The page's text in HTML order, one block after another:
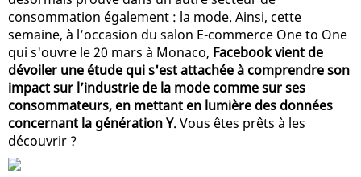
consommation également : la mode. Ainsi, cette
semaine, à l’occasion du salon E-commerce One to One
qui s'ouvre le 20 mars à Monaco, Facebook vient de
dévoiler une étude qui s'est attachée à comprendre son
impact sur l’industrie de la mode comme sur ses
consommateurs, en mettant en lumière des données
concernant la génération Y. Vous êtes prêts à les
découvrir ?